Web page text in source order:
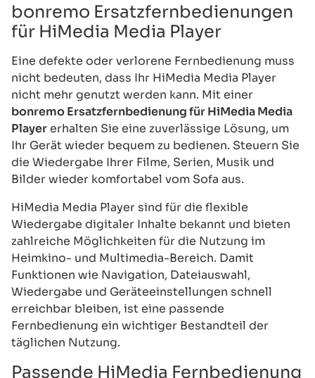
bonremo Ersatzfernbedienungen
für HiMedia Media Player
Eine defekte oder verlorene Fernbedienung muss
nicht bedeuten, dass Ihr HiMedia Media Player
nicht mehr genutzt werden kann. Mit einer
bonremo Ersatzfernbedienung für HiMedia Media
Playererhalten Sie eine zuverlässige Lösung, um
Ihr Gerät wieder bequem zu bedienen. Steuern Sie
die Wiedergabe Ihrer Filme, Serien, Musik und
Bilder wieder komfortabel vom Sofa aus.
HiMedia Media Player sind für die flexible
Wiedergabe digitaler Inhalte bekannt und bieten
zahlreiche Möglichkeiten für die Nutzung im
Heimkino- und Multimedia-Bereich. Damit
Funktionen wie Navigation, Dateiauswahl,
Wiedergabe und Geräteeinstellungen schnell
erreichbar bleiben, ist eine passende
Fernbedienung ein wichtiger Bestandteil der
täglichen Nutzung.
Passende HiMedia Fernbedienung